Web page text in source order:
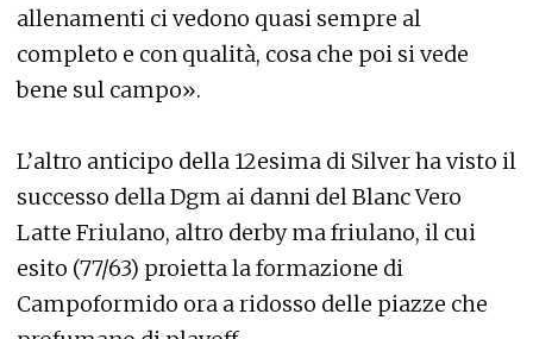
allenamenti ci vedono quasi sempre al
completo e con qualità, cosa che poi si vede
bene sul campo».
L’altro anticipo della 12esima di Silver ha visto il
successo della Dgm ai danni del Blanc Vero
Latte Friulano, altro derby ma friulano, il cui
esito (77/63) proietta la formazione di
Campoformido ora a ridosso delle piazze che